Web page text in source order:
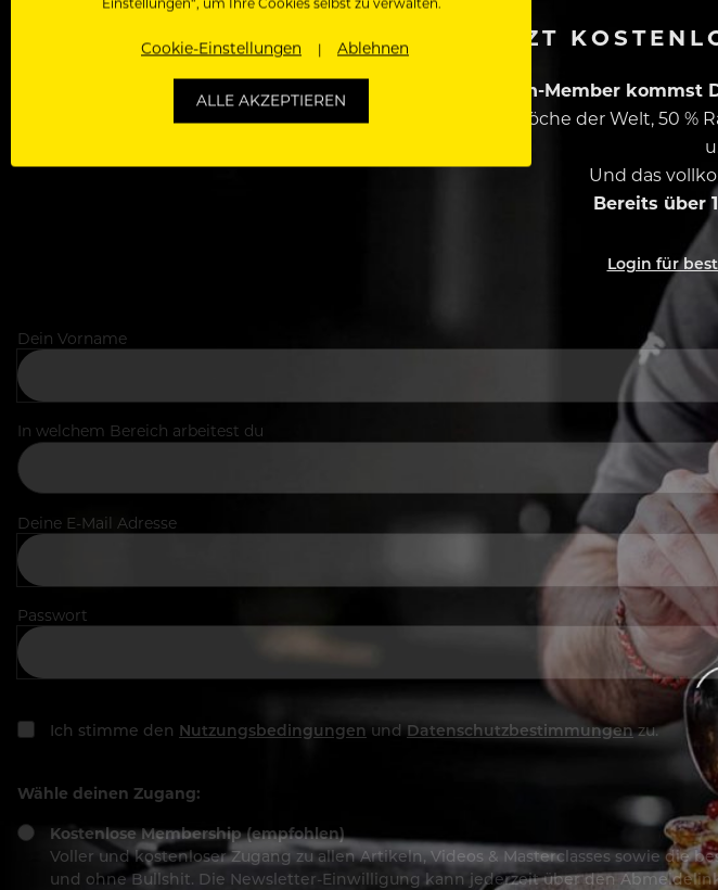
WERDE JETZT
Als Rolling Pin-Member kommst
Zugriff auf alle Artikel, Videos & Masterclasses der besten Köche der Welt, 50
Und das
Bereits über
Login für
Dein Vorname
In welchem Bereich arbeitest du
Deine E-Mail Adresse
Passwort
Ich stimme den Nutzungsbedingungen und Datenschutzbestimmungenzu.
Wähle deinen Zugang:
Kostenlose Membership (empfohlen)
Voller und kostenloser Zugang zu allen Artikeln, Videos & Masterclasses sowie
und ohne Bullshit. Die Newsletter-Einwilligung kann jederzeit über den
Cookie-Einstellungen Ablehnen
ALLE AKZEPTIEREN